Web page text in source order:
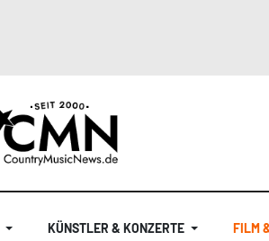
KÜNSTLER & KONZERTE FILM